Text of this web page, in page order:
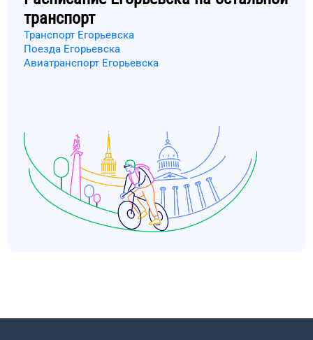
транспорт
Транспорт Егорьевска
Поезда Егорьевска
Авиатранспорт Егорьевска